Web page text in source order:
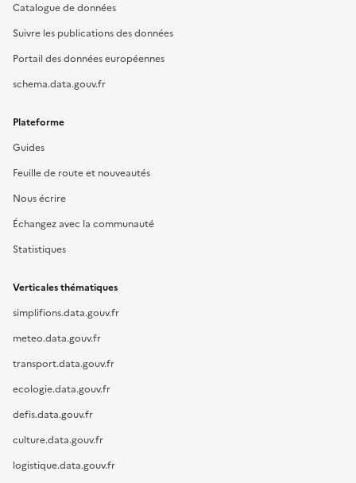
Catalogue de données
Suivre les publications des données
Portail des données européennes
schema.data.gouv.fr
Plateforme
Guides
Feuille de route et nouveautés
Nous écrire
Échangez avec la communauté
Statistiques
Verticales thématiques
simplifions.data.gouv.fr
meteo.data.gouv.fr
transport.data.gouv.fr
ecologie.data.gouv.fr
defis.data.gouv.fr
culture.data.gouv.fr
logistique.data.gouv.fr